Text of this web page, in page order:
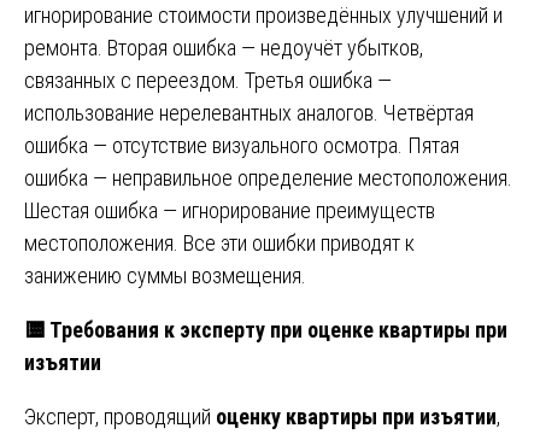
игнорирование стоимости произведённых улучшений и
ремонта. Вторая ошибка — недоучёт убытков,
связанных с переездом. Третья ошибка —
использование нерелевантных аналогов. Четвёртая
ошибка — отсутствие визуального осмотра. Пятая
ошибка — неправильное определение местоположения.
Шестая ошибка — игнорирование преимуществ
местоположения. Все эти ошибки приводят к
занижению суммы возмещения.
🟨 Требования к эксперту при оценке квартиры при
изъятии
Эксперт, проводящий оценку квартиры при изъятии,